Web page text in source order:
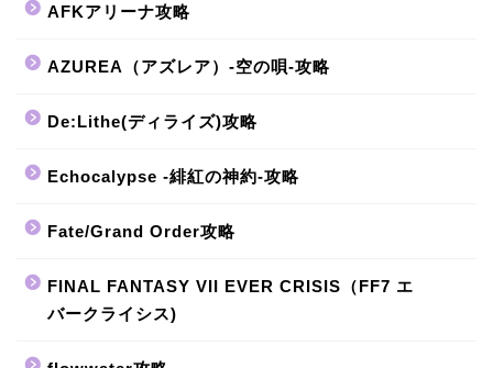
AFKアリーナ攻略
AZUREA（アズレア）-空の唄-攻略
De:Lithe(ディライズ)攻略
Echocalypse -緋紅の神約-攻略
Fate/Grand Order攻略
FINAL FANTASY VII EVER CRISIS（FF7 エ
バークライシス)